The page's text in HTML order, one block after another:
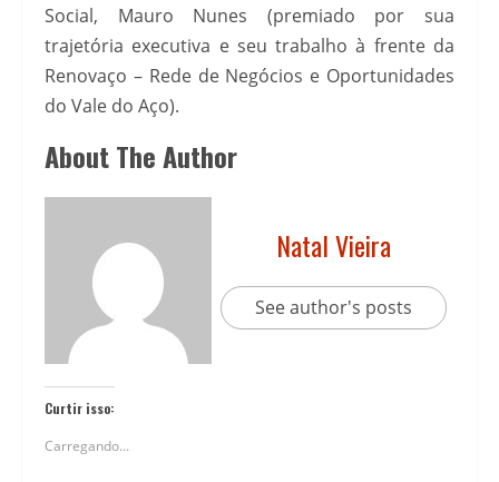
Social, Mauro Nunes (premiado por sua
trajetória executiva e seu trabalho à frente da
Renovaço – Rede de Negócios e Oportunidades
do Vale do Aço).
About The Author
Natal Vieira
See author's posts
Curtir isso:
Carregando...